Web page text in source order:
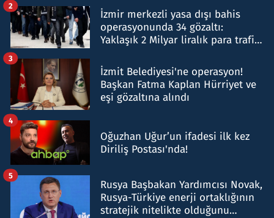
İzmir merkezli yasa dışı bahis
operasyonunda 34 gözaltı:
Yaklaşık 2 Milyar liralık para trafiği
2
İzmit Belediyesi'ne operasyon!
Başkan Fatma Kaplan Hürriyet ve
eşi gözaltına alındı
3
Oğuzhan Uğur’un ifadesi ilk kez
Diriliş Postası'nda!
4
Rusya Başbakan Yardımcısı Novak,
Rusya-Türkiye enerji ortaklığının
stratejik nitelikte olduğunu
5